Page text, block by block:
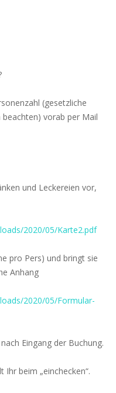
(gesetzliche
vorab per Mail
und Leckereien vor,
2020/05/Karte2.pdf
pro Pers) und bringt sie
Anhang
2020/05/Formular-
Eingang der Buchung.
beim „einchecken“.